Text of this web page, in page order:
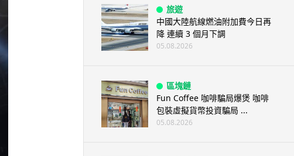
旅遊
中國大陸航線燃油附加費今日再
降 連續 3 個月下調
05.08.2026
區塊鏈
Fun Coffee 咖啡騙局爆煲 咖啡
包裝虛擬貨幣投資騙局 ...
05.08.2026